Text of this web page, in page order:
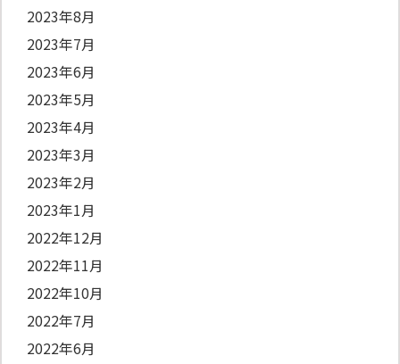
2023年8月
2023年7月
2023年6月
2023年5月
2023年4月
2023年3月
2023年2月
2023年1月
2022年12月
2022年11月
2022年10月
2022年7月
2022年6月